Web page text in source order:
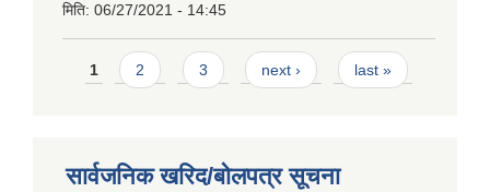
मिति: 06/27/2021 - 14:45
Pages
1 2 3 next › last »
सार्वजनिक खरिद/बोलपत्र सूचना